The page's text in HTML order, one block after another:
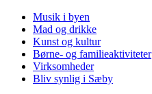
Musik i byen
Mad og drikke
Kunst og kultur
Børne- og familieaktiviteter
Virksomheder
Bliv synlig i Sæby